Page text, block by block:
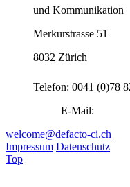
und Kommunikation
Merkurstrasse 51
8032 Zürich
Telefon: 0041 (0)78
E-Mail:
welcome@defacto-ci.ch
Impressum Datenschutz
Top